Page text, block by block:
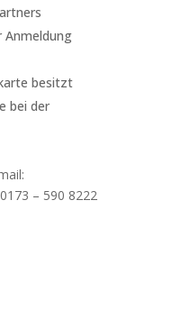
Anmeldung
besitzt
bei der
0173 – 590 8222